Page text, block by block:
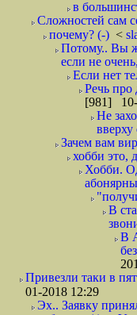
в
Сложностей сам
почему? (-) <
Потому.. Вы
если не
Если нет
Речь про
[981] 10-
Не
вверху
Зачем вам
хобби это,
Хобби.
В
В
Привезли таки в
01-2018 12:29
Эх.. Заявку